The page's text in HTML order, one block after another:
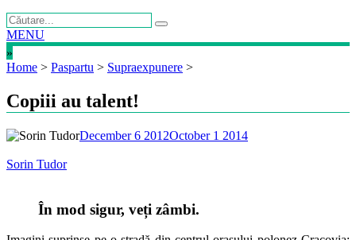
MENU
»
Home > Paspartu > Supraexpunere >
Copiii au talent!
December 6 2012October 1 2014
Sorin Tudor
În mod sigur, veți zâmbi.